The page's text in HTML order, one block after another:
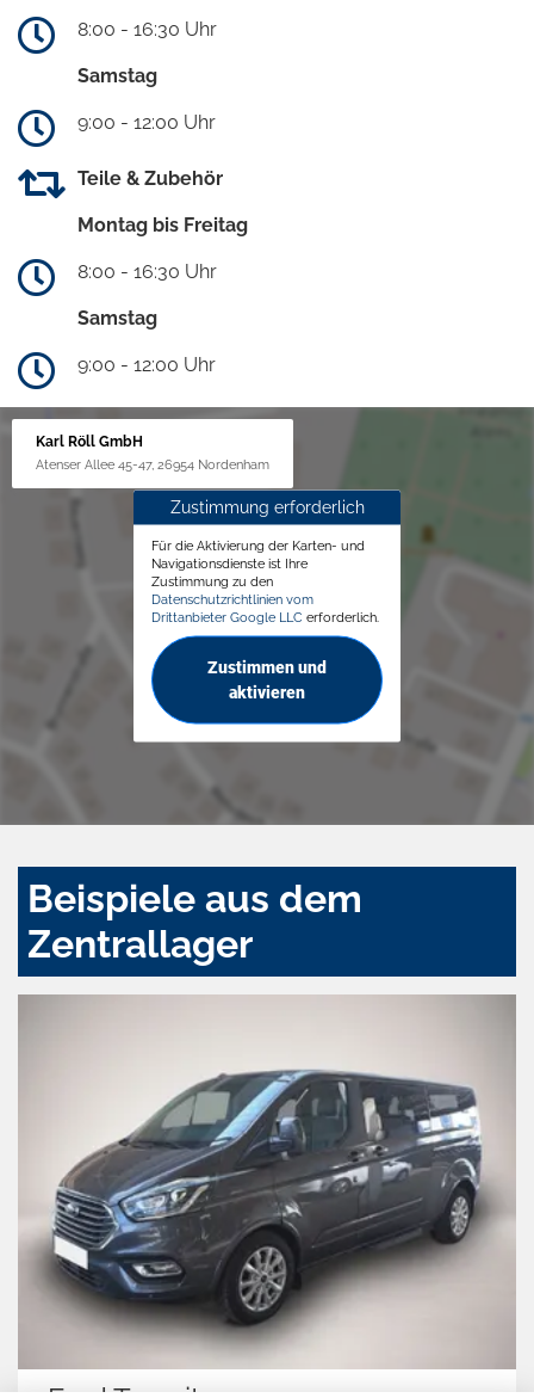
8:00 - 16:30 Uhr
Samstag
9:00 - 12:00 Uhr
Teile & Zubehör
Montag bis Freitag
8:00 - 16:30 Uhr
Samstag
9:00 - 12:00 Uhr
Karl Röll GmbH
Atenser Allee 45-47, 26954 Nordenham
Zustimmung erforderlich
Für die Aktivierung der Karten- und
Navigationsdienste ist Ihre
Zustimmung zu den
Datenschutzrichtlinien vom
Drittanbieter Google LLC erforderlich.
Zustimmen und
aktivieren
Beispiele aus dem
Zentrallager